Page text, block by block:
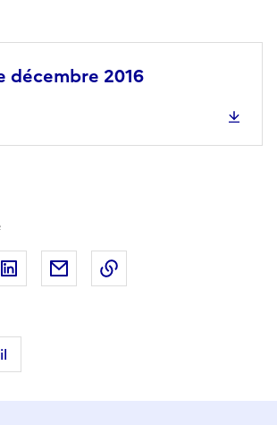
décembre 2016
Facebooksur X (anciennement Twitter)
Partager sur LinkedIn
Partager par email